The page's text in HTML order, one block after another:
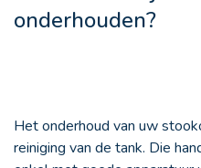
onderhouden?
Het onderhoud van uw
reiniging van de tank. Die